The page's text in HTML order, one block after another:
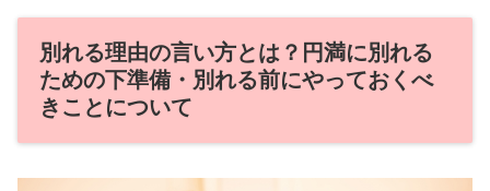
別れる理由の言い方とは？円満に別れる
ための下準備・別れる前にやっておくべ
きことについて